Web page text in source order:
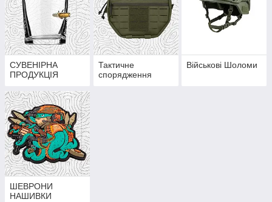
СУВЕНІРНА
ПРОДУКЦІЯ
Тактичне
спорядження
Військові Шоломи
ШЕВРОНИ
НАШИВКИ